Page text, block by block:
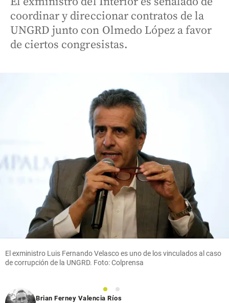
coordinar y direccionar contratos de la
UNGRD junto con Olmedo López a favor
de ciertos congresistas.
El exministro Luis Fernando Velasco es uno de los vinculados al caso
de corrupción de la UNGRD. Foto: Colprensa
1
2
Brian Ferney Valencia Ríos